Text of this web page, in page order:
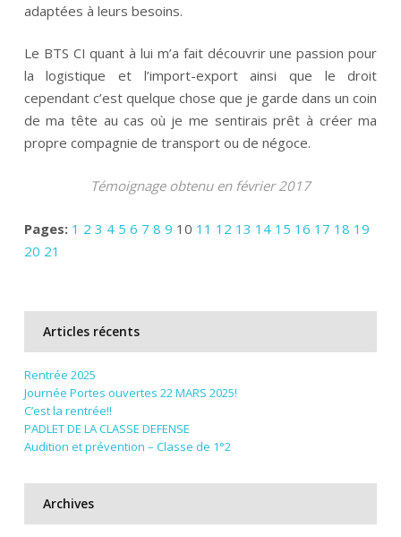
adaptées à leurs besoins.
Le BTS CI quant à lui m’a fait découvrir une passion pour
la logistique et l’import-export ainsi que le droit
cependant c’est quelque chose que je garde dans un coin
de ma tête au cas où je me sentirais prêt à créer ma
propre compagnie de transport ou de négoce.
Témoignage obtenu en février 2017
Pages: 1 2 3 4 5 6 7 8 9 10 11 12 13 14 15 16 17 18 19
20 21
Articles récents
Rentrée 2025
Journée Portes ouvertes 22 MARS 2025!
C’est la rentrée!!
PADLET DE LA CLASSE DEFENSE
Audition et prévention – Classe de 1°2
Archives